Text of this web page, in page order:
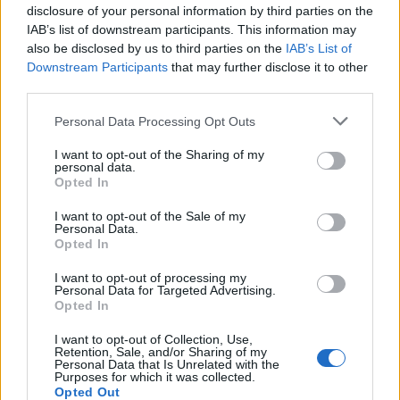
disclosure of your personal information by third parties on the
IAB’s list of downstream participants. This information may
also be disclosed by us to third parties on the IAB’s List of
Downstream Participants that may further disclose it to other
Personal Data Processing Opt Outs
I want to opt-out of the Sharing of my
personal data.
Opted In
I want to opt-out of the Sale of my
Personal Data.
Opted In
I want to opt-out of processing my
Personal Data for Targeted Advertising.
Opted In
I want to opt-out of Collection, Use,
Retention, Sale, and/or Sharing of my
Personal Data that Is Unrelated with the
Purposes for which it was collected.
Opted Out
Астронавти на NASA излязоха в
07.08.2026 / 15:00